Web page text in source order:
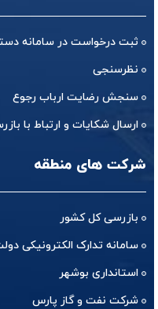
ثبت درخواست در سامانه
نظرسنجی
سنجش رضایت ارباب رجوع
ارسال شکایات و ارتباط با
شرکت های منطقه
بازرسی کل کشور
سامانه تدارک الکترونیکی
استانداری بوشهر
شرکت نفت و گاز پارس